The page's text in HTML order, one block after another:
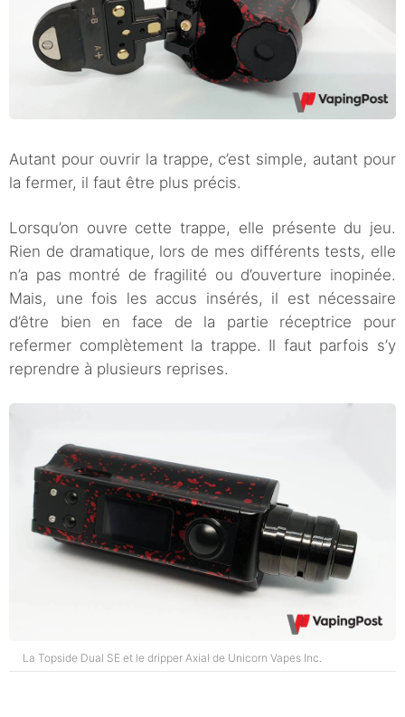
Autant pour ouvrir la trappe, c’est simple, autant pour
la fermer, il faut être plus précis.
Lorsqu’on ouvre cette trappe, elle présente du jeu.
Rien de dramatique, lors de mes différents tests, elle
n’a pas montré de fragilité ou d’ouverture inopinée.
Mais, une fois les accus insérés, il est nécessaire
d’être bien en face de la partie réceptrice pour
refermer complètement la trappe. Il faut parfois s’y
reprendre à plusieurs reprises.
La Topside Dual SE et le dripper Axial de Unicorn Vapes Inc.